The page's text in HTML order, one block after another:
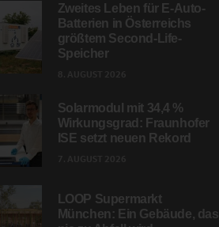
Zweites Leben für E-Auto-
Batterien in Österreichs
größtem Second-Life-
Speicher
Solarmodul mit 34,4 %
Wirkungsgrad: Fraunhofer
ISE setzt neuen Rekord
LOOP Supermarkt
München: Ein Gebäude, das